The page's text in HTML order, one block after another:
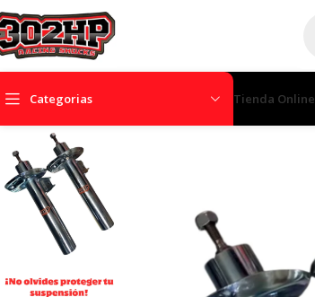
Categorias Tienda Online